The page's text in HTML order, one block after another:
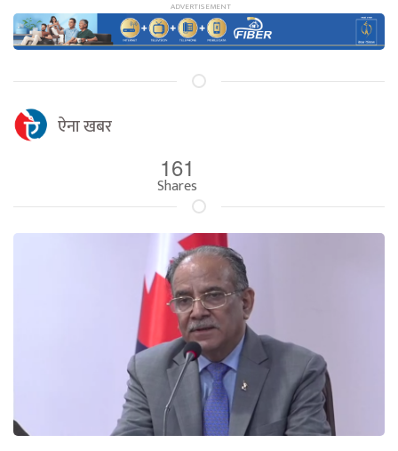
ऐना खबर
161
Shares